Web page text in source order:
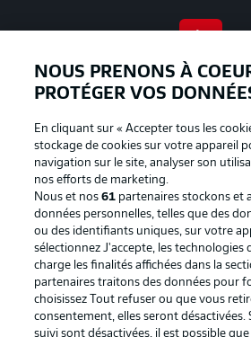
BUNDESLIGA APP
Proposé par
NOUS PRENONS À
PROTÉGER VOS
En cliquant sur « Accepter tous les
stockage de cookies sur votre appareil
navigation sur le site, analyser son
nos efforts de marketing.
Nous et nos61 partenaires stockons et
données personnelles, telles que des
ou des identifiants uniques, sur votre
sélectionnez J'accepte, les technologies
charge les finalités affichées dans la
partenaires traitons des données pour
choisissez Tout refuser ou que vous
consentement, elles seront désactivées.
suivi sont désactivées, il est possible